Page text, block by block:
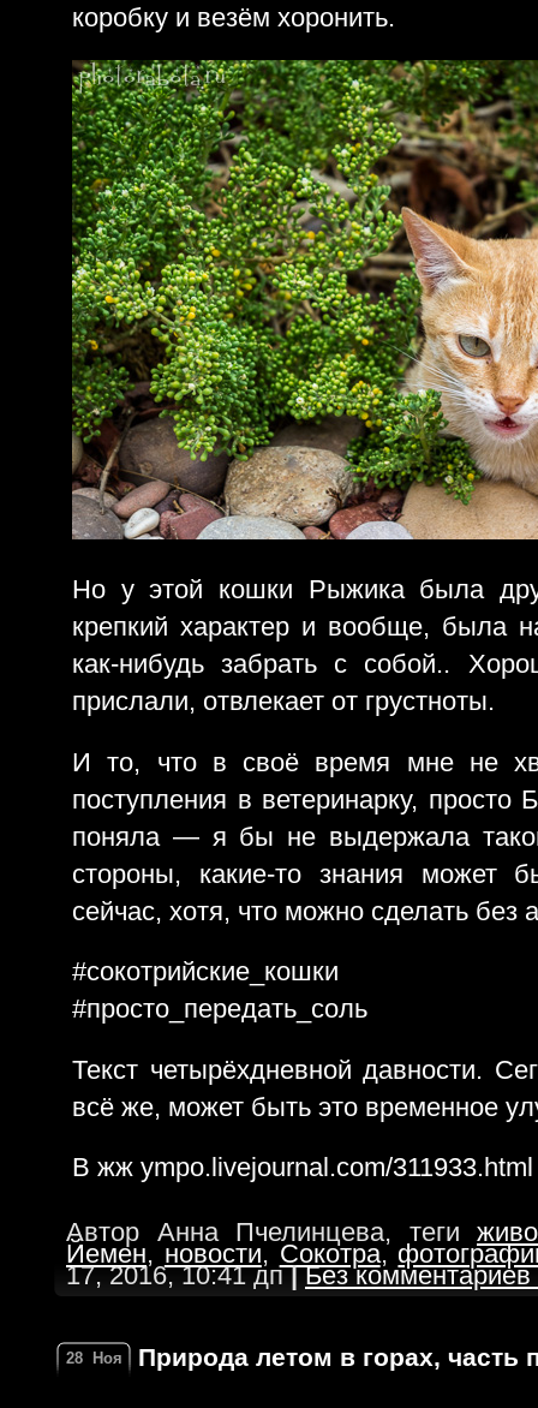
коробку и везём хоронить.
Но у этой кошки Рыжика была
крепкий характер и вообще, была
как-нибудь забрать с собой..
прислали, отвлекает от грустноты.
И то, что в своё время мне не
поступления в ветеринарку, просто
поняла — я бы не выдержала
стороны, какие-то знания может
сейчас, хотя, что можно сделать без
#сокотрийские_кошки
#просто_передать_соль
Текст четырёхдневной давности.
всё же, может быть это временное
В жж ympo.livejournal.com/311933.html
Автор Анна Пчелинцева, теги
Йемен, новости, Сокотра,
17, 2016, 10:41 дп| Без комментариев
28 Ноя Природа летом в горах, часть